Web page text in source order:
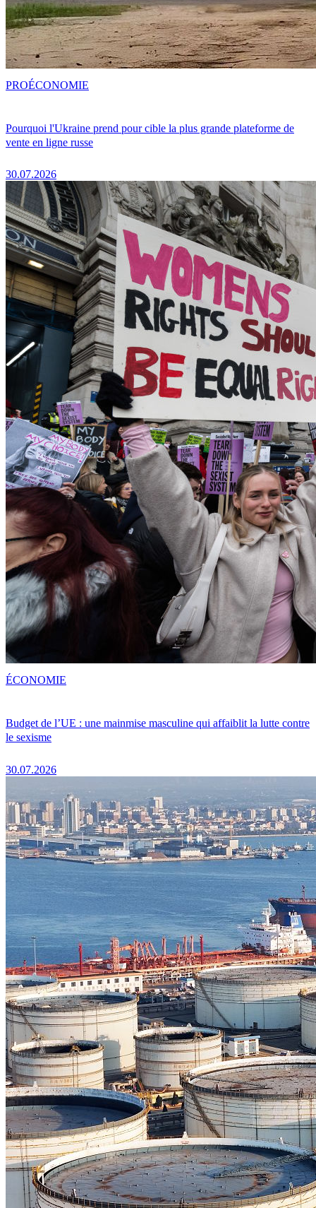
Pourquoi l'Ukraine prend pour cible la plus grande plateforme de
vente en ligne russe
30.07.2026
PROÉCONOMIE
Budget de l’UE : une mainmise masculine qui affaiblit la lutte contre
le sexisme
30.07.2026
ÉCONOMIE